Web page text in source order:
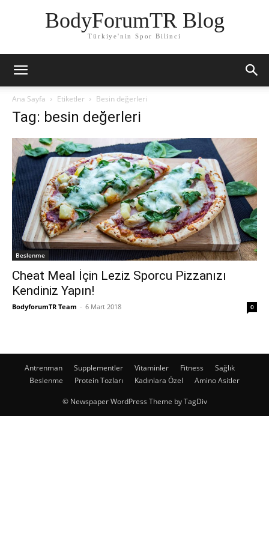
BodyForumTR Blog
Türkiye'nin Spor Bilinci
Ana Sayfa Etiketler Besin değerleri
Tag: besin değerleri
Beslenme
Cheat Meal İçin Leziz Sporcu Pizzanızı
Kendiniz Yapın!
BodyforumTR Team - 6 Mart 2018 0
Antrenman Supplementler Vitaminler Fitness
Sağlık
Beslenme
Protein Tozları Kadınlara Özel Amino Asitler
© Newspaper WordPress Theme by TagDiv